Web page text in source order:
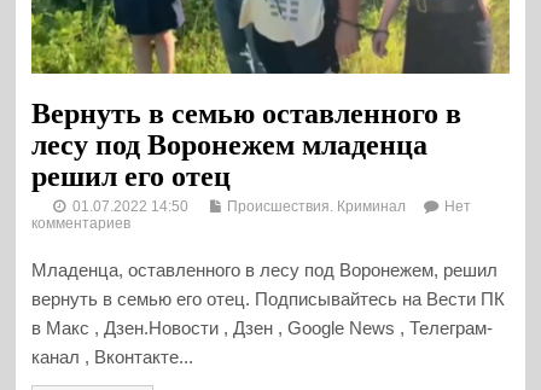
Вернуть в семью оставленного в
лесу под Воронежем младенца
решил его отец
01.07.2022 14:50 Происшествия. Криминал
Нет
комментариев
Младенца, оставленного в лесу под Воронежем, решил
вернуть в семью его отец. Подписывайтесь на Вести ПК
в Макс , Дзен.Новости , Дзен , Google News , Телеграм-
канал , Вконтакте...